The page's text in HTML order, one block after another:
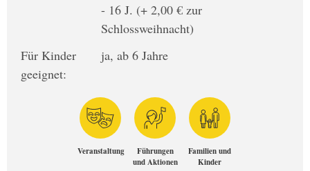
- 16 J. (+ 2,00 € zur
Schlossweihnacht)
Für Kinder
geeignet:
ja, ab 6 Jahre
Veranstaltung
Führungen
und Aktionen
Familien und
Kinder